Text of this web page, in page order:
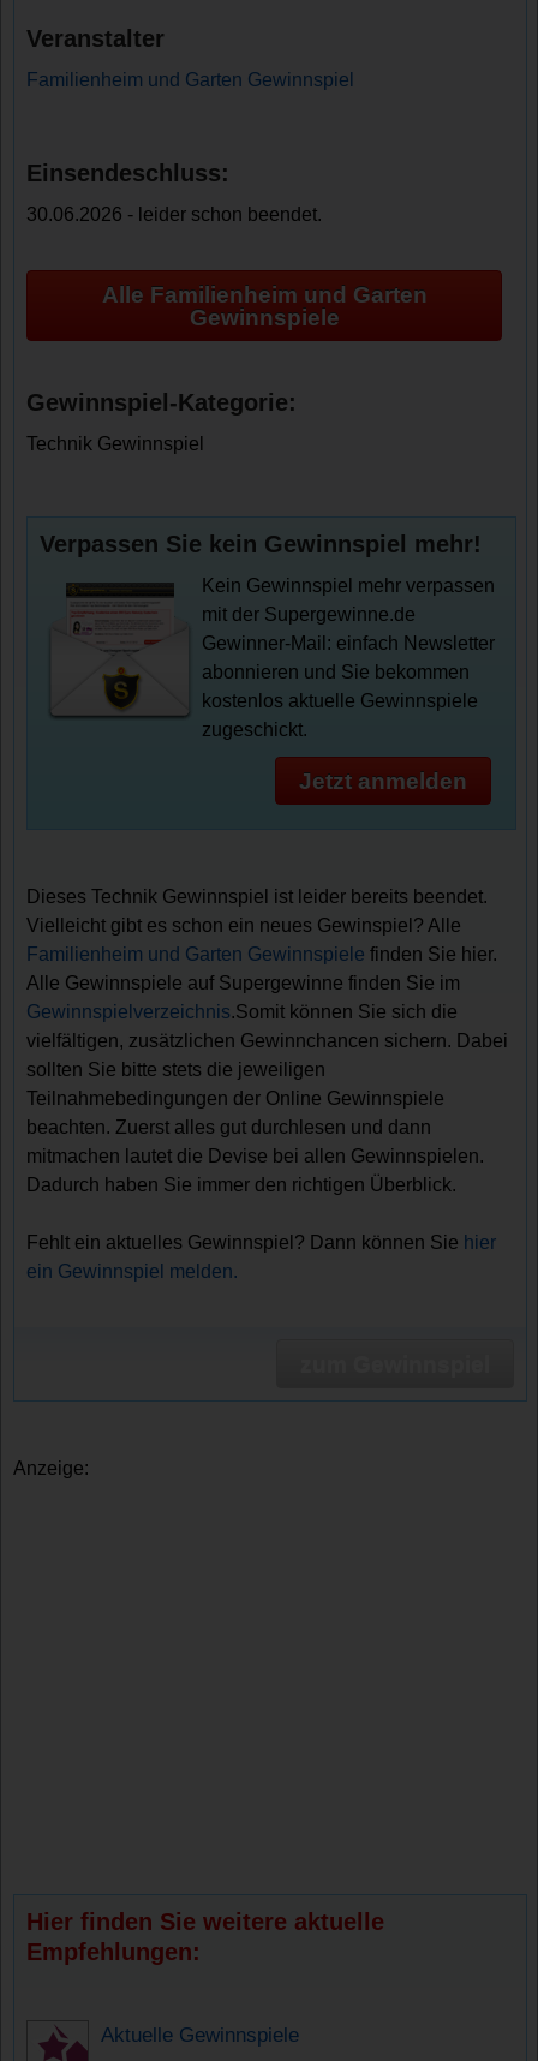
Veranstalter
Familienheim und Garten Gewinnspiel
Einsendeschluss:
30.06.2026 - leider schon beendet.
Alle Familienheim und Garten
Gewinnspiele
Gewinnspiel-Kategorie:
Technik Gewinnspiel
Verpassen Sie kein Gewinnspiel mehr!
Kein Gewinnspiel mehr verpassen
mit der Supergewinne.de
Gewinner-Mail: einfach Newsletter
abonnieren und Sie bekommen
kostenlos aktuelle Gewinnspiele
zugeschickt.
Jetzt anmelden
Dieses Technik Gewinnspiel ist leider bereits beendet.
Vielleicht gibt es schon ein neues Gewinspiel? Alle
Familienheim und Garten Gewinnspiele finden Sie hier.
Alle Gewinnspiele auf Supergewinne finden Sie im
Gewinnspielverzeichnis.Somit können Sie sich die
vielfältigen, zusätzlichen Gewinnchancen sichern. Dabei
sollten Sie bitte stets die jeweiligen
Teilnahmebedingungen der Online Gewinnspiele
beachten. Zuerst alles gut durchlesen und dann
mitmachen lautet die Devise bei allen Gewinnspielen.
Dadurch haben Sie immer den richtigen Überblick.
Fehlt ein aktuelles Gewinnspiel? Dann können Sie hier
ein Gewinnspiel melden.
Anzeige:
Hier finden Sie weitere aktuelle
Empfehlungen:
Aktuelle Gewinnspiele